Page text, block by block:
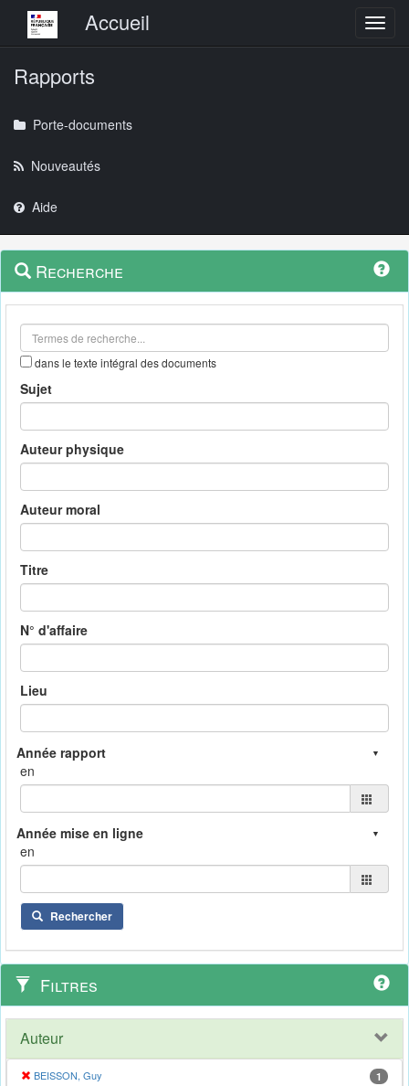
Menu principalAccueil
Rapports
Porte-documents
Nouveautés
Aide
Navigation
outils
Menu
contextuel
Recherche
dans le texte intégral des documents
Sujet
Auteur physique
Auteur moral
Titre
N° d'affaire
Lieu
en
en
Rechercher
Filtres
Auteur
BEISSON, Guy 1